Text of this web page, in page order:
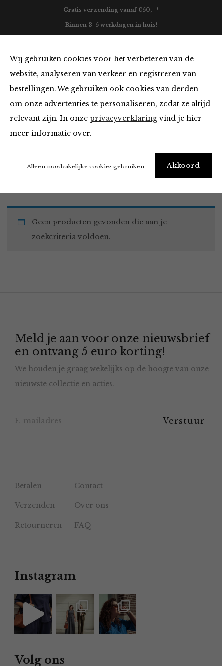
Wij gebruiken cookies voor het verbeteren van de
website, analyseren van verkeer en registreren van
bestellingen. We gebruiken ook cookies van derden
om onze advertenties te personaliseren, zodat ze altijd
relevant zijn. In onze privacyverklaringvind je hier
meer informatie over.
Akkoord
Alleen noodzakelijke cookies gebruiken
Gratis verzending vanaf €50,- *
Binnen 3-5 werkdagen in huis!
Must Haves
Home Winkel Accessoires Must Haves
Geen producten gevonden die aan je
zoekcriteria voldoen.
Meld je aan voor onze nieuwsbrief
en ontvang 5 euro korting!
We houden je graag wekelijks op de hoogte van onze
nieuwste collectie en acties.
Betalen Contact
Verzenden Over ons
Retourneren FAQ
Instagram
Volg ons